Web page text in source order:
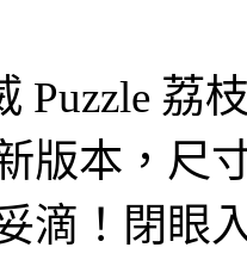
Puzzle 荔
版本，尺
滴！閉眼